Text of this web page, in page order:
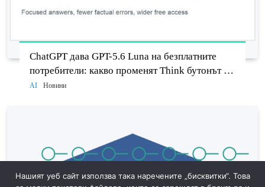
ChatGPT дава GPT-5.6 Luna на безплатните
потребители: какво променят Think бутонът и
новият Sol
AI Новини
Нашият уеб сайт използва така наречените „бисквитки“. Това